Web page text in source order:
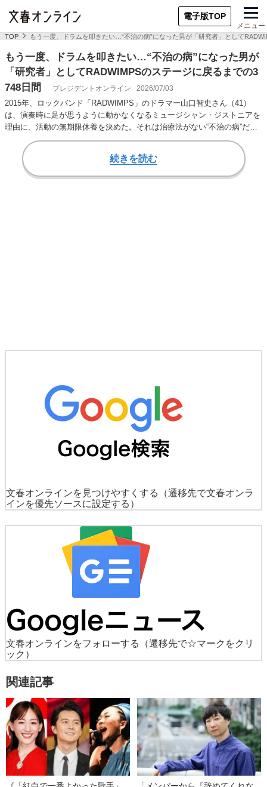
電子版TOP
メニュー
TOP もう一度、ドラムを叩きたい…“不治の病”になった男が「研究者」として
もう一度、ドラムを叩きたい…“不治の病”になった男が
「研究者」としてRADWIMPSのステージに戻るまでの3
748日間
プレジデントオンライン 2026/07/03
2015年、ロックバンド「RADWIMPS」のドラマー山口智史さん（41）
は、演奏時に足が思うように動かなくなるミュージシャン・ジストニアを
理由に、活動の無期限休養を決めた。それは治療法がない“不治の病”だっ
た。そこ…
続きを読む
文春オンラインを見つけやすくする
（遷移先で文春オンラ
インを優先ソースに設定する）
文春オンラインをフォローする
（遷移先で☆マークをクリ
ック）
関連記事